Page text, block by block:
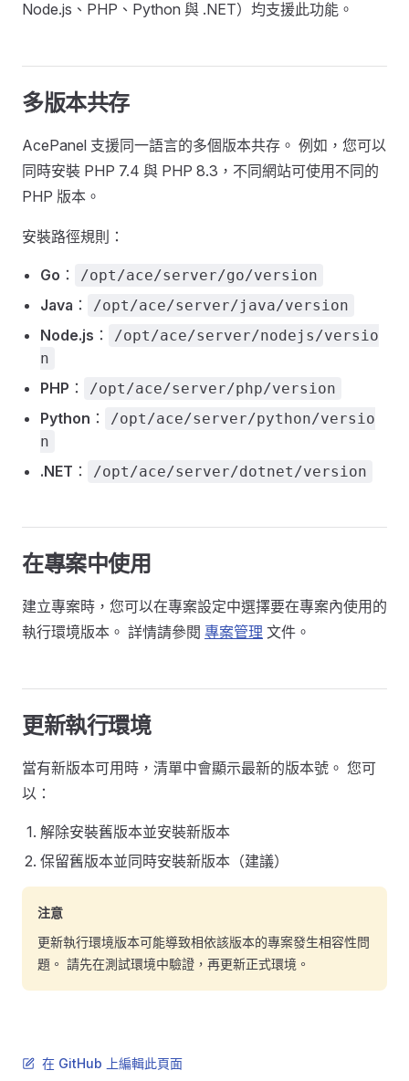
Node.js、PHP、Python 與 .NET）均支援此功能。
多版本共存
AcePanel 支援同一語言的多個版本共存。 例如，您可以
同時安裝 PHP 7.4 與 PHP 8.3，不同網站可使用不同的
PHP 版本。
安裝路徑規則：
Go ： /opt/ace/server/go/version
Java ： /opt/ace/server/java/version
Node.js ：
/opt/ace/server/nodejs/versio
n
PHP ： /opt/ace/server/php/version
Python ：
/opt/ace/server/python/versio
n
.NET ： /opt/ace/server/dotnet/version
在專案中使用
建立專案時，您可以在專案設定中選擇要在專案內使用的
執行環境版本。 詳情請參閱 專案管理 文件。
更新執行環境
當有新版本可用時，清單中會顯示最新的版本號。 您可
以：
解除安裝舊版本並安裝新版本
保留舊版本並同時安裝新版本（建議）
注意
更新執行環境版本可能導致相依該版本的專案發生相容性問
題。 請先在測試環境中驗證，再更新正式環境。
在 GitHub 上編輯此頁面